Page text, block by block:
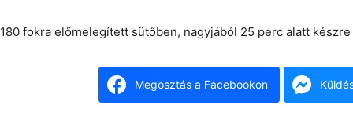
180 fokra előmelegített sütőben, nagyjából 25 perc alatt
Megosztás a Facebookon